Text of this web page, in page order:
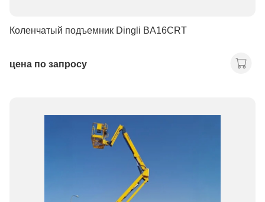
Коленчатый подъемник Dingli BA16CRT
цена по запросу